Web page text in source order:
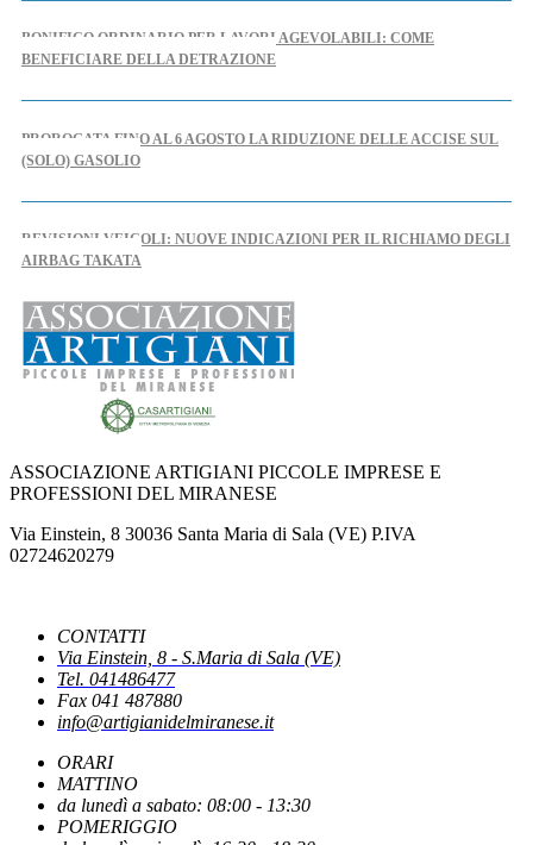
BONIFICO ORDINARIO PER LAVORI AGEVOLABILI: COME
BENEFICIARE DELLA DETRAZIONE
PROROGATA FINO AL 6 AGOSTO LA RIDUZIONE DELLE ACCISE SUL
(SOLO) GASOLIO
REVISIONI VEICOLI: NUOVE INDICAZIONI PER IL RICHIAMO DEGLI
AIRBAG TAKATA
AL VIA IL TAVOLO REGIONALE PER L'ARTIGIANATO
NUOVO DPCM AUTOMOTIVE: CASARTIGIANI SCRIVE AL MINISTRO
COMUNICAZIONI DI CONFERMA DEGLI INVESTIMENTI
DALL'INTELLIGENZA ARTIFICIALE
PUBBLICATO IL DECRETO CHE INDIVIDUA LE CAUSE OSTATIVE AL
LA PAUSA ESTIVA DEL FISCO
ASSOCIAZIONE ARTIGIANI PICCOLE IMPRESE E
PROFESSIONI DEL MIRANESE
Via Einstein, 8 30036 Santa Maria di Sala (VE) P.IVA
02724620279
CONTATTI
Via Einstein, 8 - S.Maria di Sala (VE)
Tel. 041486477
Fax 041 487880
info@artigianidelmiranese.it
ORARI
MATTINO
da lunedì a sabato: 08:00 - 13:30
POMERIGGIO